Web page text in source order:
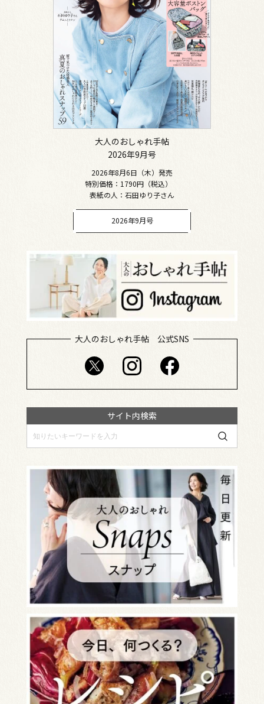
大人のおしゃれ手帖
2026年9月号
2026年8月6日（木）発売
特別価格：1790円（税込）
表紙の人：石田ゆり子さん
2026年9月号
大人のおしゃれ手帖 公式SNS
サイト内検索